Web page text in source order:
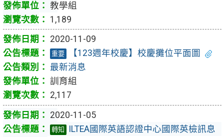
教學組
1,189
2020-11-09
重要
【123週年校慶】校慶攤位平面圖
最新消息
訓育組
2,117
2020-11-05
轉知
ILTEA國際英語認證中心國際英檢訊息